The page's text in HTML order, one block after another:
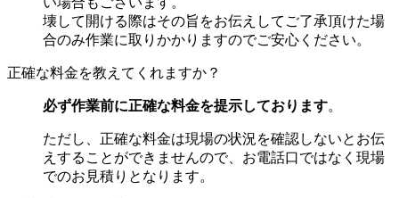
壊して開ける際はその旨をお伝えしてご了承頂けた場
合のみ作業に取りかかりますのでご安心ください。
正確な料金を教えてくれますか？
必ず作業前に正確な料金を提示しております。
ただし、正確な料金は現場の状況を確認しないとお伝
えすることができませんので、お電話口ではなく現場
でのお見積りとなります。